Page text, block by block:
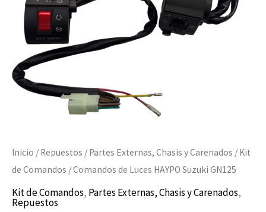
Inicio / Repuestos / Partes Externas, Chasis y Carenados / Kit
de Comandos / Comandos de Luces HAYPO Suzuki GN125
Kit de Comandos, Partes Externas, Chasis y Carenados,
Repuestos